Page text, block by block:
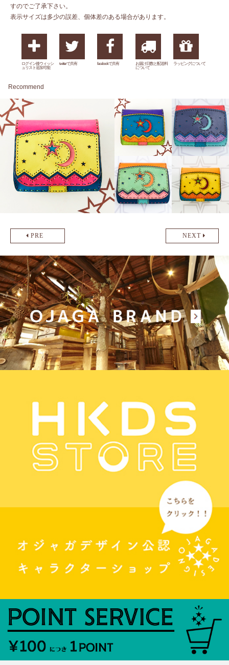
すのでご了承下さい。
表示サイズは多少の誤差、個体差のある場合があります。
ログイン後ウィッシ
ュリスト追加可能
twitterで共有 facebookで共有
お届け日数と配送料
について
ラッピングについて
Recommend